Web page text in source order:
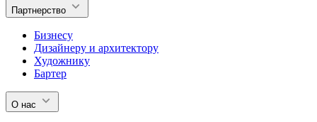
Партнерство
Бизнесу
Дизайнеру и архитектору
Художнику
Бартер
О нас